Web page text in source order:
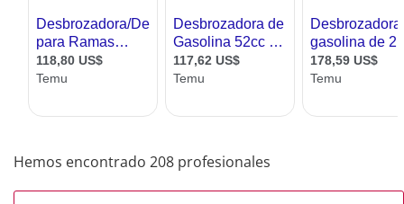
Hemos encontrado 208 profesionales